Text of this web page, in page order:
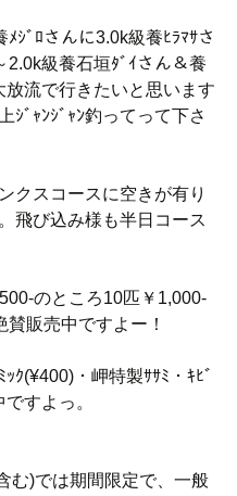
ｼﾞﾛさんに3.0k級養ﾋﾗﾏｻさ
2.0k級養石垣ﾀﾞｲさん＆養
流で行きたいと思います
ｼﾞｬﾝｼﾞｬﾝ釣ってって下さ
クスコースに空きが有り
飛び込み様も半日コース
のところ10匹￥1,000-
販売中ですよー！
ｸ(¥400)・岬特製ｻｻﾐ・ｷﾋﾞ
すよっ。
む)では期間限定で、一般